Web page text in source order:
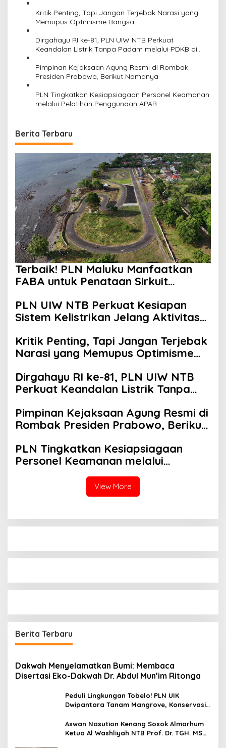
Kritik Penting, Tapi Jangan Terjebak Narasi yang
Memupus Optimisme Bangsa
Dirgahayu RI ke-81, PLN UIW NTB Perkuat
Keandalan Listrik Tanpa Padam melalui PDKB di
Pimpinan Kejaksaan Agung Resmi di Rombak
Presiden Prabowo, Berikut Namanya
PLN Tingkatkan Kesiapsiagaan Personel Keamanan
melalui Pelatihan Penggunaan APAR
Berita Terbaru
Terbaik! PLN Maluku Manfaatkan
FABA untuk Penataan Sirkuit
PLN UIW NTB Perkuat Kesiapan
Sistem Kelistrikan Jelang Aktivitas
Kritik Penting, Tapi Jangan Terjebak
Narasi yang Memupus Optimisme
Dirgahayu RI ke-81, PLN UIW NTB
Perkuat Keandalan Listrik Tanpa
Pimpinan Kejaksaan Agung Resmi di
Rombak Presiden Prabowo, Berikut
PLN Tingkatkan Kesiapsiagaan
Personel Keamanan melalui
Pelatihan Penggunaan APAR
View More
Berita Terbaru
Dakwah Menyelamatkan Bumi: Membaca
Disertasi Eko-Dakwah Dr. Abdul Mun’im Ritonga
Peduli Lingkungan Tobelo! PLN UIK
Dwipantara Tanam Mangrove, Konservasi
Aswan Nasution Kenang Sosok Almarhum
Ketua Al Washliyah NTB Prof. Dr. TGH. MS